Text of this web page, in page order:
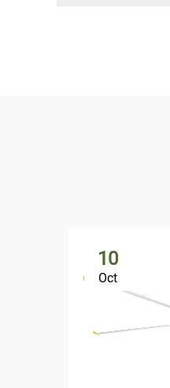
10
Oct